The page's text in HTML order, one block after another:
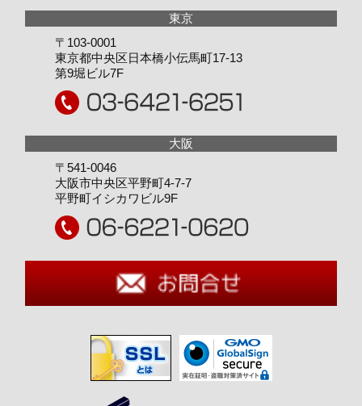
〒103-0001
東京都中央区日本橋小伝馬町17-13
第9堀ビル7F
〒541-0046
大阪市中央区平野町4-7-7
平野町イシカワビル9F